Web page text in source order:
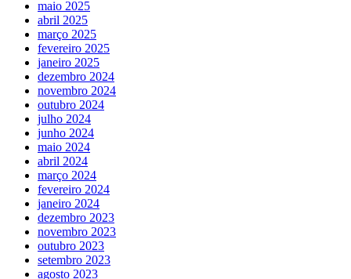
maio 2025
abril 2025
março 2025
fevereiro 2025
janeiro 2025
dezembro 2024
novembro 2024
outubro 2024
julho 2024
junho 2024
maio 2024
abril 2024
março 2024
fevereiro 2024
janeiro 2024
dezembro 2023
novembro 2023
outubro 2023
setembro 2023
agosto 2023